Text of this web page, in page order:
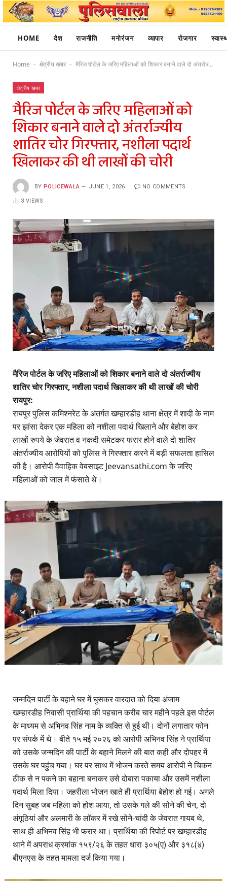
HOME देश राजनीति मनोरंजन व्यापार रोजगार
Home - क्षेत्रीय खबर - मैरिज पोर्टल के जरिए महिलाओं को शिकार बनाने वाले दो अंतर्राज्यीय शातिर चोर गिरफ्तार, नशीला पदार्थ खिलाकर की थी लाखों की चोरी
क्षेत्रीय खबर
मैरिज पोर्टल के जरिए महिलाओं को
शिकार बनाने वाले दो अंतर्राज्यीय
शातिर चोर गिरफ्तार, नशीला पदार्थ
खिलाकर की थी लाखों की चोरी
BY POLICEWALA JUNE 1, 2026 NO COMMENTS
3VIEWS
मैरिज पोर्टल के जरिए महिलाओं को शिकार बनाने वाले दो अंतर्राज्यीय
शातिर चोर गिरफ्तार, नशीला पदार्थ खिलाकर की थी लाखों की चोरी
रायपुर:
रायपुर पुलिस कमिश्नरेट के अंतर्गत खम्हारडीह थाना क्षेत्र में शादी के नाम
पर झांसा देकर एक महिला को नशीला पदार्थ खिलाने और बेहोश कर
लाखों रुपये के जेवरात व नकदी समेटकर फरार होने वाले दो शातिर
अंतर्राज्यीय आरोपियों को पुलिस ने गिरफ्तार करने में बड़ी सफलता हासिल
की है। आरोपी वैवाहिक वेबसाइट Jeevansathi.com के जरिए
महिलाओं को जाल में फंसाते थे।
जन्मदिन पार्टी के बहाने घर में घुसकर वारदात को दिया अंजाम
खम्हारडीह निवासी प्रार्थिया की पहचान करीब चार महीने पहले इस पोर्टल
के माध्यम से अभिनव सिंह नाम के व्यक्ति से हुई थी। दोनों लगातार फोन
पर संपर्क में थे। बीते १५ मई २०२६ को आरोपी अभिनव सिंह ने प्रार्थिया
को उसके जन्मदिन की पार्टी के बहाने मिलने की बात कही और दोपहर में
उसके घर पहुंच गया। घर पर साथ में भोजन करते समय आरोपी ने चिकन
ठीक से न पकने का बहाना बनाकर उसे दोबारा पकाया और उसमें नशीला
पदार्थ मिला दिया। जहरीला भोजन खाते ही प्रार्थिया बेहोश हो गई। अगले
दिन सुबह जब महिला को होश आया, तो उसके गले की सोने की चेन, दो
अंगूठियां और अलमारी के लॉकर में रखे सोने-चांदी के जेवरात गायब थे,
साथ ही अभिनव सिंह भी फरार था। प्रार्थिया की रिपोर्ट पर खम्हारडीह
थाने में अपराध क्रमांक १५९/२६ के तहत धारा ३०५(ए) और ३१८(४)
बीएनएस के तहत मामला दर्ज किया गया।